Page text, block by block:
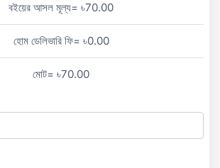
বইয়ের আসল মূল্য= ৳70.00
হোম ডেলিভারি ফি= ৳0.00
মোট= ৳70.00